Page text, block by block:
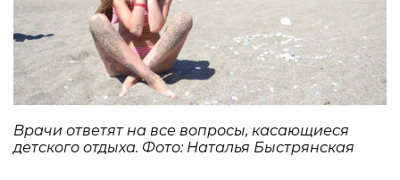
Врачи ответят на все вопросы, касающиеся
детского отдыха. Фото: Наталья Быстрянская